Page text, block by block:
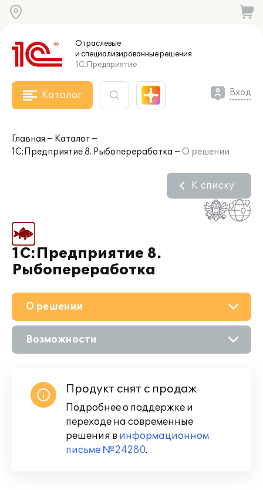
Отраслевые
и специализированныерешения
1С:Предприятие
Каталог Вход
Главная
Каталог
1С:Предприятие 8. Рыбопереработка
О решении
1С:Предприятие 8.
Рыбопереработка
К списку
О решении
Возможности
Продукт снят с продаж
Подробнее о поддержке и
переходе на современные
решения в информационном
письме №24280.